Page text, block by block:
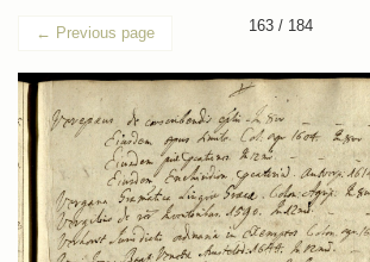
← Previous page 163 / 184